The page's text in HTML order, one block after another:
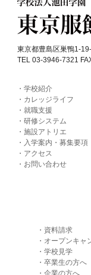
東京都豊島区巣鴨1-
TEL 03-3946-7321
学校紹介
カレッジライフ
就職支援
研修システム
施設アトリエ
入学案内・募集要項
アクセス
お問い合わせ
資料請求
オープンキャ
学校見学
卒業生の方へ
企業の方へ